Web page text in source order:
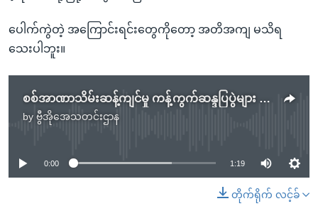
ပေါက်ကွဲတဲ့ အကြောင်းရင်းတွေကိုတော့ အတိအကျ မသိရ
သေးပါဘူး။
စစ်အာဏာသိမ်းဆန့်ကျင်မှု ကန့်ကွက်ဆန္ဒပြပွဲများ နိုင်ငံတဝန်း ပုံစံစုံပြုလုပ်
by ဗွီအိုအေသတင်းဌာန
No media source currently available
0:00 1:19
တိုက်ရိုက် လင့်ခ်